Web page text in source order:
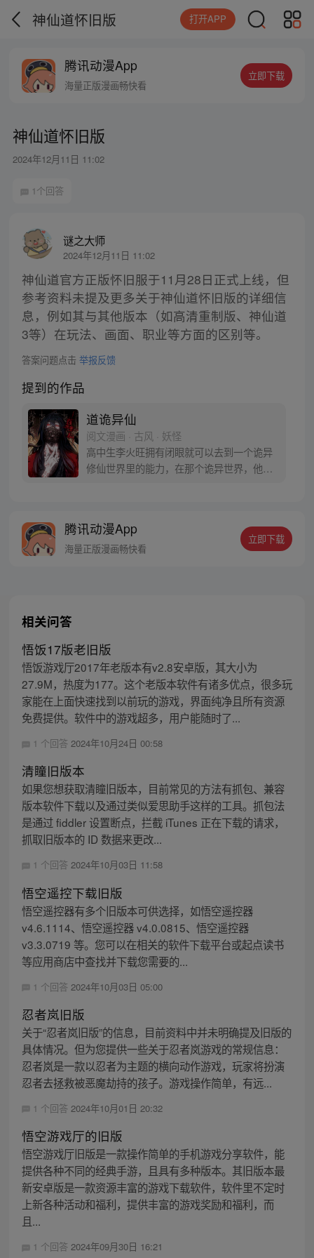
神仙道怀旧版 打开APP
腾讯动漫App
海量正版漫画畅快看
立即下载
神仙道怀旧版
2024年12月11日 11:02
1个回答
谜之大师
2024年12月11日 11:02
神仙道官方正版怀旧服于11月28日正式上线，但
参考资料未提及更多关于神仙道怀旧版的详细信
息，例如其与其他版本（如高清重制版、神仙道
3等）在玩法、画面、职业等方面的区别等。
答案问题点击 举报反馈
提到的作品
道诡异仙
阅文漫画 · 古风 · 妖怪
高中生李火旺拥有闭眼就可以去到一个诡异
修仙世界里的能力，在那个诡异世界，他被
诉他，诡异修仙世界不过是他的幻觉。现在
真真假假，假假真真，李火旺崩溃的哭喊
腾讯动漫App
海量正版漫画畅快看
立即下载
相关问答
悟饭17版老旧版
悟饭游戏厅2017年老版本有v2.8安卓版，其大小为
27.9M，热度为177。这个老版本软件有诸多优点，很多玩
家能在上面快速找到以前玩的游戏，界面纯净且所有资源
免费提供。软件中的游戏超多，用户能随时了...
1 个回答 2024年10月24日 00:58
清瞳旧版本
如果您想获取清瞳旧版本，目前常见的方法有抓包、兼容
版本软件下载以及通过类似爱思助手这样的工具。抓包法
是通过 fiddler 设置断点，拦截 iTunes 正在下载的请求，
抓取旧版本的 ID 数据来更改...
1 个回答 2024年10月03日 11:58
悟空遥控下载旧版
悟空遥控器有多个旧版本可供选择，如悟空遥控器
v4.6.1114、悟空遥控器 v4.0.0815、悟空遥控器
v3.3.0719 等。您可以在相关的软件下载平台或起点读书
等应用商店中查找并下载您需要的...
1 个回答 2024年10月03日 05:00
忍者岚旧版
关于“忍者岚旧版”的信息，目前资料中并未明确提及旧版的
具体情况。但为您提供一些关于忍者岚游戏的常规信息：
忍者岚是一款以忍者为主题的横向动作游戏，玩家将扮演
忍者去拯救被恶魔劫持的孩子。游戏操作简单，有远...
1 个回答 2024年10月01日 20:32
悟空游戏厅的旧版
悟空游戏厅旧版是一款操作简单的手机游戏分享软件，能
提供各种不同的经典手游，且具有多种版本。其旧版本最
新安卓版是一款资源丰富的游戏下载软件，软件里不定时
上新各种活动和福利，提供丰富的游戏奖励和福利，而
且...
1 个回答 2024年09月30日 16:21